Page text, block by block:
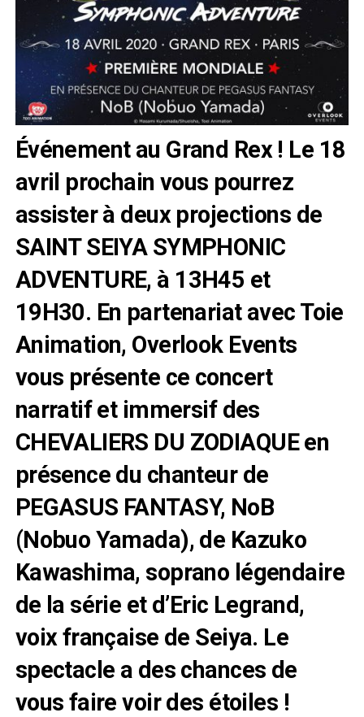
Événement au Grand Rex ! Le 18
avril prochain vous pourrez
assister à deux projections de
SAINT SEIYA SYMPHONIC
ADVENTURE, à 13H45 et
19H30. En partenariat avec Toie
Animation, Overlook Events
vous présente ce concert
narratif et immersif des
CHEVALIERS DU ZODIAQUE en
présence du chanteur de
PEGASUS FANTASY, NoB
(Nobuo Yamada), de Kazuko
Kawashima, soprano légendaire
de la série et d’Eric Legrand,
voix française de Seiya. Le
spectacle a des chances de
vous faire voir des étoiles !